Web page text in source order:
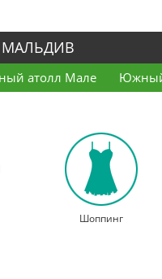
МАЛЬДИВ
атолл Мале
Шоппинг